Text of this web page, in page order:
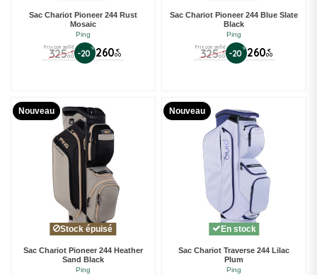
Sac Chariot Pioneer 244 Rust
Mosaic
Ping
Prix conseillé
325 €
00 -20% 260 €
00
Sac Chariot Pioneer 244 Blue Slate
Black
Ping
Prix conseillé
325 €
00 -20 % 260 €
00
Nouveau
Stock épuisé
Sac Chariot Pioneer 244 Heather
Sand Black
Ping
Nouveau
En stock
Sac Chariot Traverse 244 Lilac
Plum
Ping